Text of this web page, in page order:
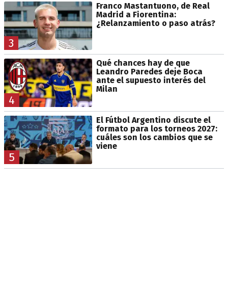
3
Franco Mastantuono, de Real
Madrid a Fiorentina:
¿Relanzamiento o paso atrás?
4
Qué chances hay de que
Leandro Paredes deje Boca
ante el supuesto interés del
Milan
5
El Fútbol Argentino discute el
formato para los torneos 2027:
cuáles son los cambios que se
viene